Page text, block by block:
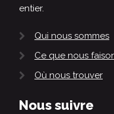
entier.
Qui nous sommes
Ce que nous
Où nous trouver
Nous suivre